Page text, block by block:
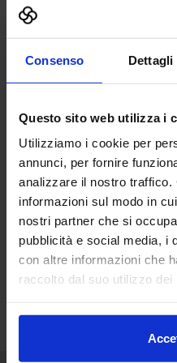
Consenso Dettagli
Questo sito web utilizza i
Utilizziamo i cookie per
annunci, per fornire
analizzare il nostro traffico.
informazioni sul modo in
nostri partner che si
pubblicità e social media, i
con altre informazioni che
raccolto dal suo utilizzo dei